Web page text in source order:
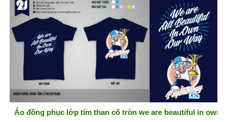
Áo đồng phục lớp tím than cổ tròn we are beautiful in own